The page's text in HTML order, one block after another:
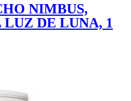
NIMBUS,
DE LUNA, 1